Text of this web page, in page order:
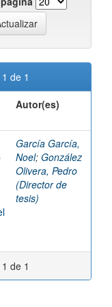
de 1
Autor(es)
García García,
Noel; González
Olivera, Pedro
(Director de
tesis)
de 1